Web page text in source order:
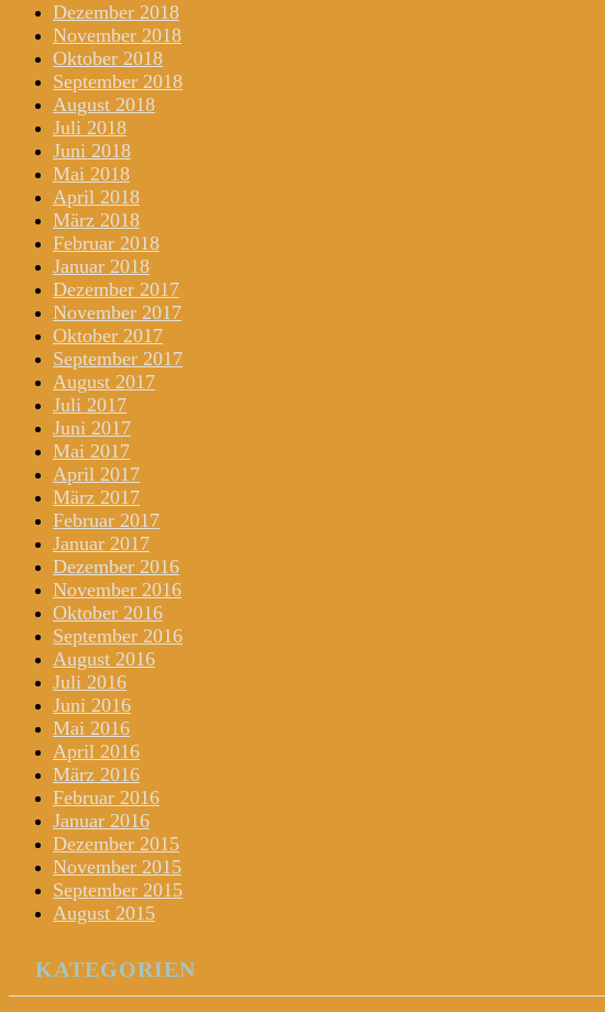
Dezember 2018
November 2018
Oktober 2018
September 2018
August 2018
Juli 2018
Juni 2018
Mai 2018
April 2018
März 2018
Februar 2018
Januar 2018
Dezember 2017
November 2017
Oktober 2017
September 2017
August 2017
Juli 2017
Juni 2017
Mai 2017
April 2017
März 2017
Februar 2017
Januar 2017
Dezember 2016
November 2016
Oktober 2016
September 2016
August 2016
Juli 2016
Juni 2016
Mai 2016
April 2016
März 2016
Februar 2016
Januar 2016
Dezember 2015
November 2015
September 2015
August 2015
KATEGORIEN